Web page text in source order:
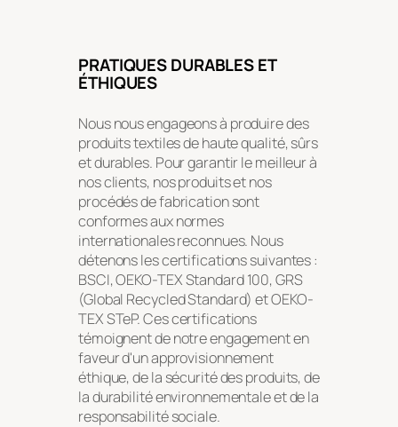
PRATIQUES DURABLES ET
ÉTHIQUES
Nous nous engageons à produire des
produits textiles de haute qualité, sûrs
et durables. Pour garantir le meilleur à
nos clients, nos produits et nos
procédés de fabrication sont
conformes aux normes
internationales reconnues. Nous
détenons les certifications suivantes :
BSCI, OEKO-TEX Standard 100, GRS
(Global Recycled Standard) et OEKO-
TEX STeP. Ces certifications
témoignent de notre engagement en
faveur d'un approvisionnement
éthique, de la sécurité des produits, de
la durabilité environnementale et de la
responsabilité sociale.